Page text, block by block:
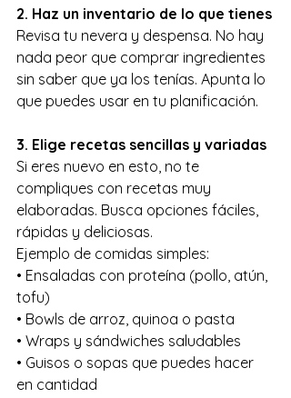
2. Haz un inventario de lo que tienes
Revisa tu nevera y despensa. No hay
nada peor que comprar ingredientes
sin saber que ya los tenías. Apunta lo
que puedes usar en tu planificación.
3. Elige recetas sencillas y variadas
Si eres nuevo en esto, no te
compliques con recetas muy
elaboradas. Busca opciones fáciles,
rápidas y deliciosas.
Ejemplo de comidas simples:
• Ensaladas con proteína (pollo, atún,
tofu)
• Bowls de arroz, quinoa o pasta
• Wraps y sándwiches saludables
• Guisos o sopas que puedes hacer
en cantidad